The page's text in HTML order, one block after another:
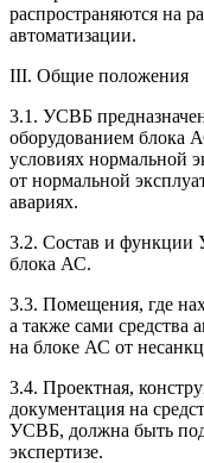
распространяются на
автоматизации.
III. Общие положения
3.1. УСВБ
оборудованием блока
условиях нормальной
от нормальной
авариях.
3.2. Состав и функции
блока АС.
3.3. Помещения, где
а также сами
на блоке АС от
3.4. Проектная,
документация на
УСВБ, должна быть
экспертизе.